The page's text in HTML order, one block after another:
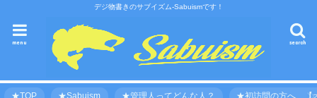
デジ物書きのサブイズム-Sabuismです！
search
menu
★TOP ★Sabuism ★管理人ってどんな人？ ★初訪問の方へ 【